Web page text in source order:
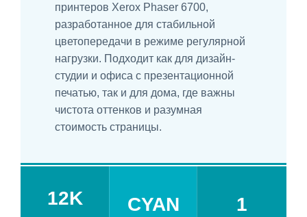
принтеров Xerox Phaser 6700,
разработанное для стабильной
цветопередачи в режиме регулярной
нагрузки. Подходит как для дизайн-
студии и офиса с презентационной
печатью, так и для дома, где важны
чистота оттенков и разумная
стоимость страницы.
12K CYAN 1